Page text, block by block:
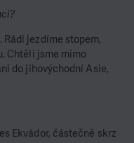
jezdíme stopem,
Chtěli jsme mimo
do jihovýchodní Asie,
Ekvádor, částečně skrz